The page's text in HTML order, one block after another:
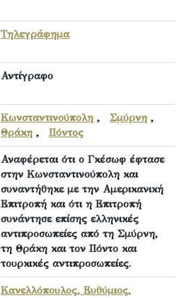
Τηλεγράφημα
Αντίγραφο
Κωνσταντινούπολη , Σμύρνη ,
Θράκη , Πόντος
Αναφέρεται ότι ο Γκέσωφ έφτασε
στην Κωνσταντινούπολη και
συναντήθηκε με την Αμερικανική
Επιτροπή και ότι η Επιτροπή
συνάντησε επίσης ελληνικές
αντιπροσωπείες από τη Σμύρνη,
τη Θράκη και τον Πόντο και
τουρκικές αντιπροσωπείες.
Κανελλόπουλος, Ευθύμιος,